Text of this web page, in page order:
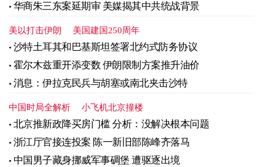
华商朱三东案延期审 美媒揭其中共统战背景
美以打击伊朗 美国建国250周年
沙特土耳其和巴基斯坦签署北约式防务协议
霍尔木兹重开添变数 伊朗限制方案推升油价
消息：伊拉克民兵与胡塞或南北夹击沙特
中国时局全解析 小飞机北京撞楼
北京推新政降买房门槛 分析：没解决根本问题
浙江厅官接连投案 陈一新旧部陈峰齐落马
中国男子藏身挪威军事碉堡 遭驱逐出境